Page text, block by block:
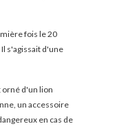
fois le 20
Il s'agissait d'une
orné d'un lion
un accessoire
en cas de